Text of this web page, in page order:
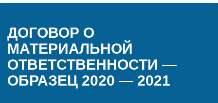
ДОГОВОР О
МАТЕРИАЛЬНОЙ
ОТВЕТСТВЕННОСТИ —
ОБРАЗЕЦ 2020 — 2021